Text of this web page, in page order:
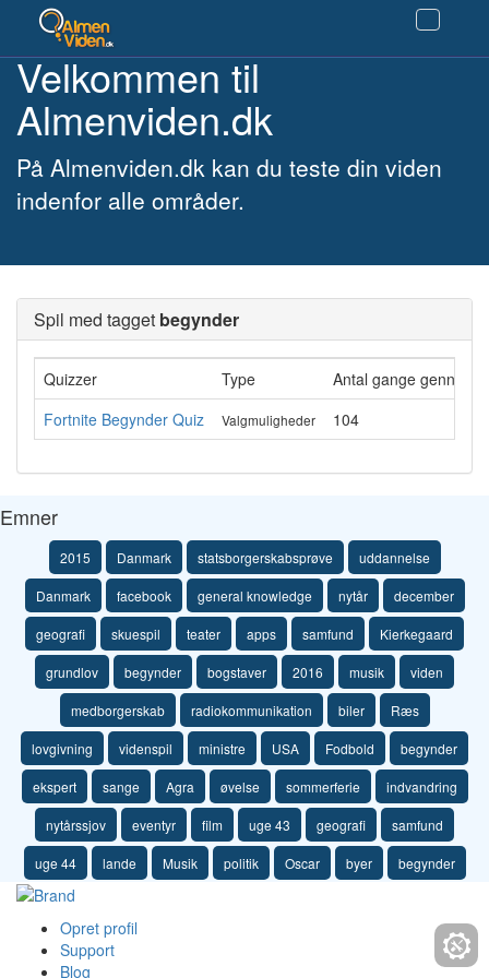
Velkommen til
Almenviden.dk
På Almenviden.dk kan du teste din viden
indenfor alle områder.
Spil med tagget begynder
Quizzer Type
Antal gange
Fortnite Begynder Quiz
Valgmuligheder 104
Emner
2015 Danmark statsborgerskabsprøve uddannelse
Danmark facebook general knowledge nytår december
geografi skuespil teater apps samfund Kierkegaard
grundlov begynder bogstaver 2016 musik viden
medborgerskab radiokommunikation biler Ræs
lovgivning videnspil ministre USA Fodbold begynder
ekspert sange Agra øvelse sommerferie indvandring
nytårssjov eventyr film uge 43 geografi samfund
uge 44 lande Musik politik Oscar byer begynder
Opret profil
Support
Blog